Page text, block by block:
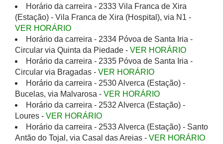
Horário da carreira - 2333 Vila Franca de Xira
(Estação) - Vila Franca de Xira (Hospital), via N1 -
VER HORÁRIO
Horário da carreira - 2334 Póvoa de Santa Iria -
Circular via Quinta da Piedade - VER HORÁRIO
Horário da carreira - 2335 Póvoa de Santa Iria -
Circular via Bragadas - VER HORÁRIO
Horário da carreira - 2530 Alverca (Estação) -
Bucelas, via Malvarosa - VER HORÁRIO
Horário da carreira - 2532 Alverca (Estação) -
Loures - VER HORÁRIO
Horário da carreira - 2533 Alverca (Estação) - Santo
Antão do Tojal, via Casal das Areias - VER HORÁRIO